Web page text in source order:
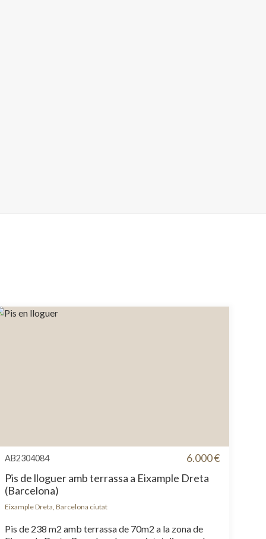
AB2304084 6.000 €
Pis de lloguer amb terrassa a Eixample Dreta
(Barcelona)
Eixample Dreta, Barcelona ciutat
Pis de 238 m2 amb terrassa de 70m2 a la zona de